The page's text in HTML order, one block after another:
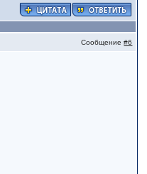
Сообщение#6